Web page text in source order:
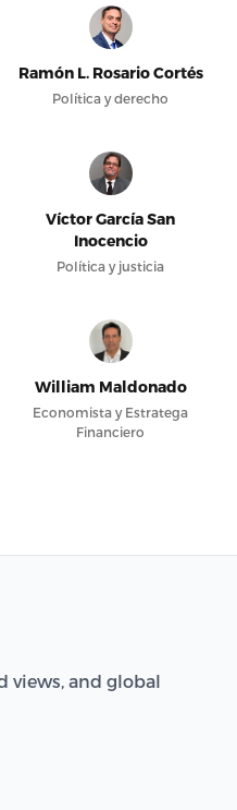
Ramón L. Rosario Cortés
Política y derecho
Víctor García San
Inocencio
Política y justicia
William Maldonado
Economista y Estratega
Financiero
views, and global